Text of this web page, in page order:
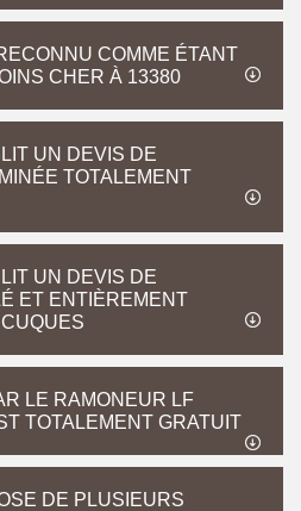
COMME ÉTANT
CHER À 13380
UN DEVIS DE
TOTALEMENT
UN DEVIS DE
ET ENTIÈREMENT
LE RAMONEUR LF
TOTALEMENT GRATUIT
DE PLUSIEURS